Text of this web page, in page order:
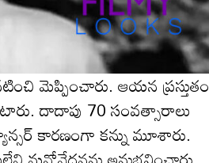
మెప్పించారు. ఆయన ప్రస్తుతం
దాదాపు 70 సంవత్సారాలు
కారణంగా కన్ను మూశారు.